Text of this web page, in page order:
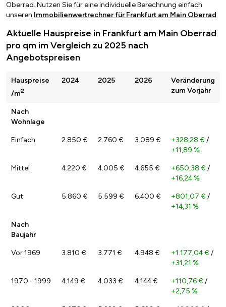
Oberrad. Nutzen Sie für eine individuelle Berechnung einfach
unseren Immobilienwertrechner für Frankfurt am Main Oberrad.
Aktuelle Hauspreise in Frankfurt am Main Oberrad
pro qm im Vergleich zu 2025 nach
Angebotspreisen
Hauspreise
/m2
2024 2025 2026
Veränderung
zum Vorjahr
Nach
Wohnlage
Einfach 2.850 € 2.760 € 3.089 € +328,28 € /
+11,89 %
Mittel 4.220 € 4.005 € 4.655 € +650,38 € /
+16,24 %
Gut 5.860 € 5.599 € 6.400 € +801,07 € /
+14,31 %
Nach
Baujahr
Vor 1969 3.810 € 3.771 € 4.948 € +1.177,04 € /
+31,21 %
1970 - 1999 4.149 € 4.033 € 4.144 € +110,76 € /
+2,75 %